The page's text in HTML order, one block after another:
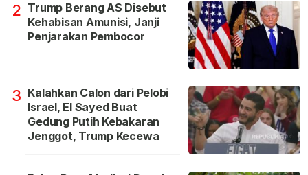
2 Trump Berang AS Disebut
Kehabisan Amunisi, Janji
Penjarakan Pembocor
3 Kalahkan Calon dari Pelobi
Israel, El Sayed Buat
Gedung Putih Kebakaran
Jenggot, Trump Kecewa